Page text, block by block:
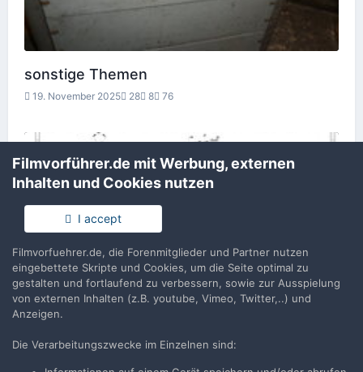
sonstige Themen
19. November 2025 28 8 76
Filmvorführer.de mit Werbung, externen
Inhalten und Cookies nutzen
I accept
Filmvorfuehrer.de, die Forenmitglieder und Partner nutzen
eingebettete Skripte und Cookies, um die Seite optimal zu
gestalten und fortlaufend zu verbessern, sowie zur Ausspielung
von externen Inhalten (z.B. youtube, Vimeo, Twitter,..) und
Anzeigen.
Die Verarbeitungszwecke im Einzelnen sind: